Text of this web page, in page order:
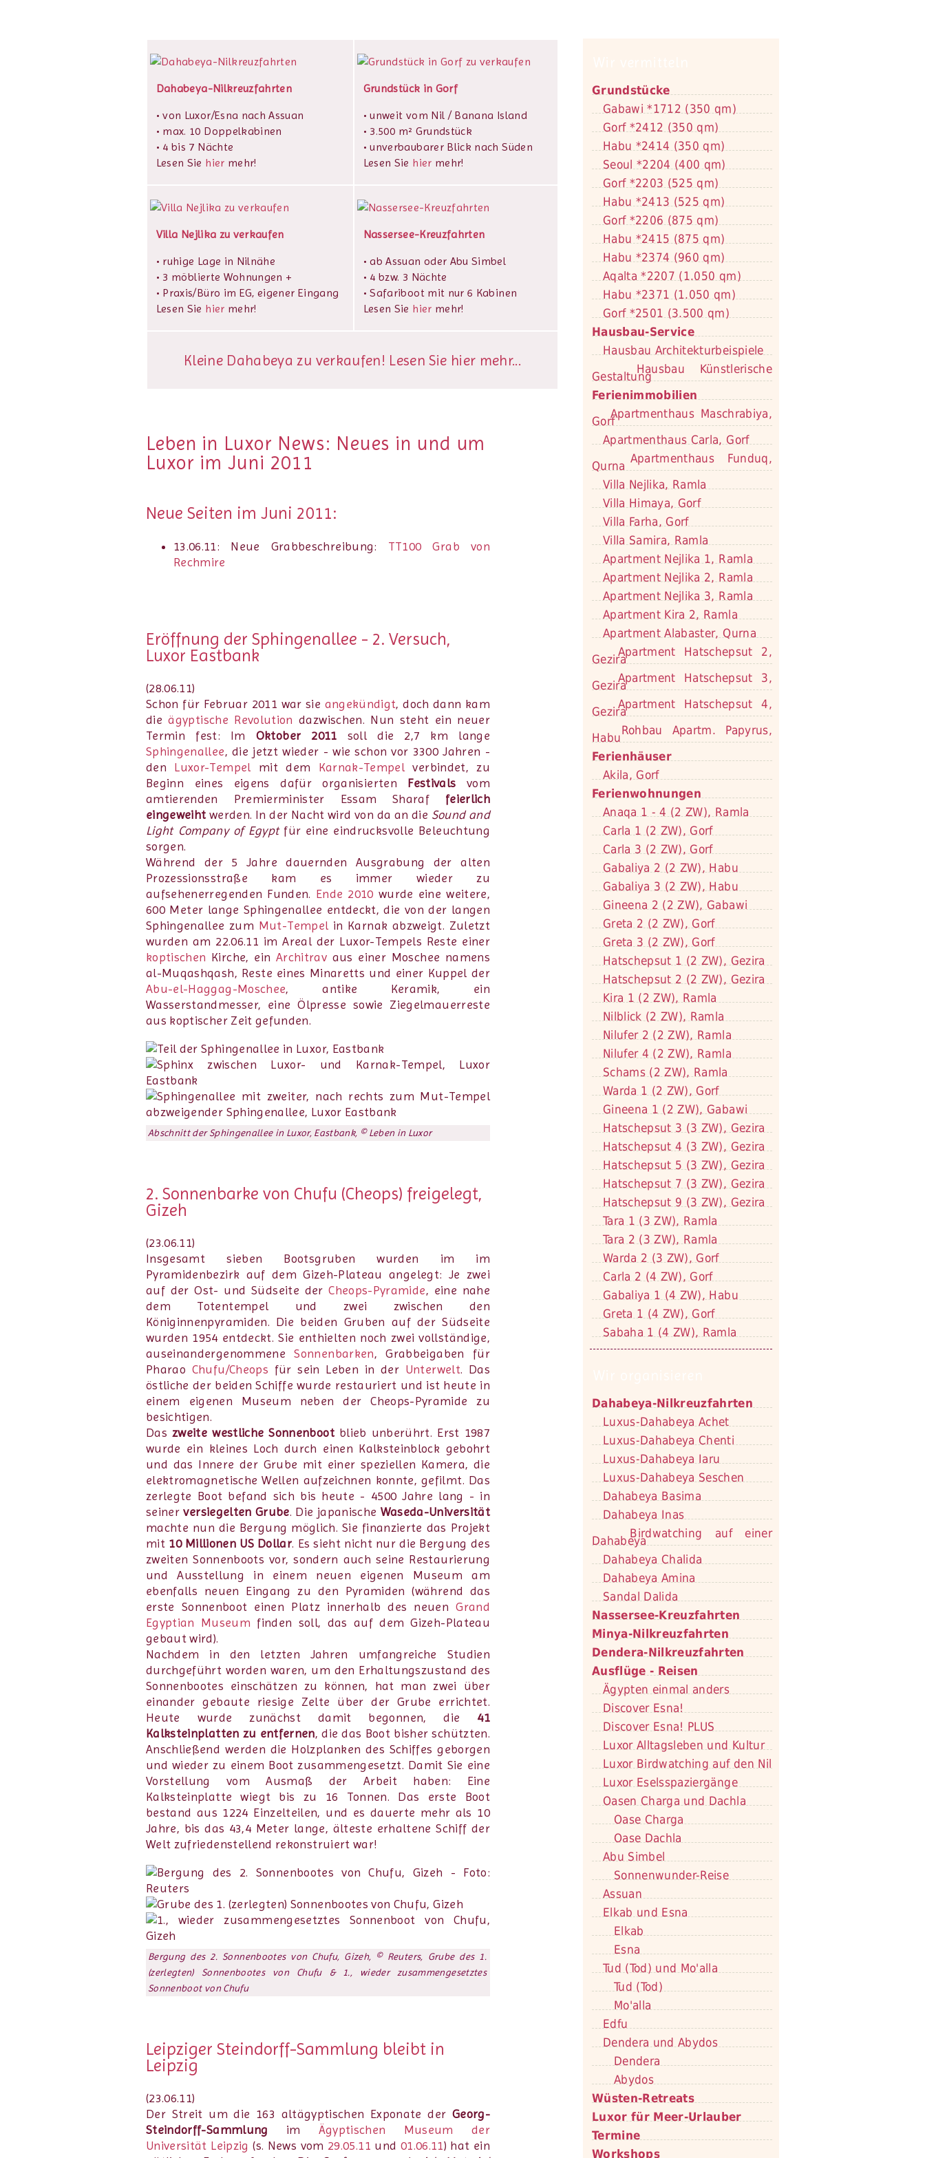
Dahabeya-Nilkreuzfahrten
• von Luxor/Esna nach Assuan
• max. 10 Doppelkabinen
• 4 bis 7 Nächte
Lesen Sie hier mehr!
Grundstück in Gorf
• unweit vom Nil / Banana Island
• 3.500 m² Grundstück
• unverbaubarer Blick nach Süden
Lesen Sie hier mehr!
Villa Nejlika zu verkaufen
• ruhige Lage in Nilnähe
• 3 möblierte Wohnungen +
• Praxis/Büro im EG, eigener Eingang
Lesen Sie hier mehr!
Nassersee-Kreuzfahrten
• ab Assuan oder Abu Simbel
• 4 bzw. 3 Nächte
• Safariboot mit nur 6 Kabinen
Lesen Sie hier mehr!
Kleine Dahabeya zu verkaufen! Lesen Sie hier mehr...
Leben in Luxor News: Neues in und um
Luxor im Juni 2011
Neue Seiten im Juni 2011:
13.06.11: Neue Grabbeschreibung: TT100 Grab von
Rechmire
Eröffnung der Sphingenallee - 2. Versuch,
Luxor Eastbank
(28.06.11)
Schon für Februar 2011 war sie angekündigt, doch dann kam
dieägyptische Revolution dazwischen. Nun steht ein neuer
Termin fest: Im Oktober 2011 soll die 2,7 km lange
Sphingenallee, die jetzt wieder - wie schon vor 3300 Jahren -
den Luxor-Tempelmit dem Karnak-Tempelverbindet, zu
Beginn eines eigens dafür organisierten Festivals vom
amtierenden Premierminister Essam Sharaf feierlich
eingeweihtwerden. In der Nacht wird von da an die Sound and
Light Company of Egyptfür eine eindrucksvolle Beleuchtung
sorgen.
Während der 5 Jahre dauernden Ausgrabung der alten
Prozessionsstraße kam es immer wieder zu
aufsehenerregenden Funden. Ende 2010 wurde eine weitere,
600 Meter lange Sphingenallee entdeckt, die von der langen
Sphingenallee zum Mut-Tempelin Karnak abzweigt. Zuletzt
wurden am 22.06.11 im Areal der Luxor-Tempels Reste einer
koptischen Kirche, ein Architrav aus einer Moschee namens
al-Muqashqash, Reste eines Minaretts und einer Kuppel der
Abu-el-Haggag-Moschee, antike Keramik, ein
Wasserstandmesser, eine Ölpresse sowie Ziegelmauerreste
aus koptischer Zeit gefunden.
Abschnitt der Sphingenallee in Luxor, Eastbank, © Leben in Luxor
2. Sonnenbarke von Chufu (Cheops) freigelegt,
Gizeh
(23.06.11)
Insgesamt sieben Bootsgruben wurden im im
Pyramidenbezirk auf dem Gizeh-Plateau angelegt: Je zwei
auf der Ost- und Südseite derCheops-Pyramide, eine nahe
dem Totentempel und zwei zwischen den
Königinnenpyramiden. Die beiden Gruben auf der Südseite
wurden 1954 entdeckt. Sie enthielten noch zwei vollständige,
auseinandergenommeneSonnenbarken, Grabbeigaben für
Pharao Chufu/Cheops für sein Leben in der Unterwelt. Das
östliche der beiden Schiffe wurde restauriert und ist heute in
einem eigenen Museum neben der Cheops-Pyramide zu
besichtigen.
Daszweite westliche Sonnenbootblieb unberührt. Erst 1987
wurde ein kleines Loch durch einen Kalksteinblock gebohrt
und das Innere der Grube mit einer speziellen Kamera, die
elektromagnetische Wellen aufzeichnen konnte, gefilmt. Das
zerlegte Boot befand sich bis heute - 4500 Jahre lang - in
seinerversiegelten Grube. Die japanische Waseda-Universität
machte nun die Bergung möglich. Sie finanzierte das Projekt
mit 10 Millionen US Dollar. Es sieht nicht nur die Bergung des
zweiten Sonnenboots vor, sondern auch seine Restaurierung
und Ausstellung in einem neuen eigenen Museum am
ebenfalls neuen Eingang zu den Pyramiden (während das
erste Sonnenboot einen Platz innerhalb des neuenGrand
Egyptian Museum finden soll, das auf dem Gizeh-Plateau
gebaut wird).
Nachdem in den letzten Jahren umfangreiche Studien
durchgeführt worden waren, um den Erhaltungszustand des
Sonnenbootes einschätzen zu können, hat man zwei über
einander gebaute riesige Zelte über der Grube errichtet.
Heute wurde zunächst damit begonnen, die 41
Kalksteinplatten zu entfernen, die das Boot bisher schützten.
Anschließend werden die Holzplanken des Schiffes geborgen
und wieder zu einem Boot zusammengesetzt. Damit Sie eine
Vorstellung vom Ausmaß der Arbeit haben: Eine
Kalksteinplatte wiegt bis zu 16 Tonnen. Das erste Boot
bestand aus 1224 Einzelteilen, und es dauerte mehr als 10
Jahre, bis das 43,4 Meter lange, älteste erhaltene Schiff der
Welt zufriedenstellend rekonstruiert war!
Bergung des 2. Sonnenbootes von Chufu, Gizeh, © Reuters, Grube des 1.
(zerlegten) Sonnenbootes von Chufu & 1., wieder zusammengesetztes
Sonnenboot von Chufu
Leipziger Steindorff-Sammlung bleibt in
Leipzig
(23.06.11)
Der Streit um die 163 altägyptischen Exponate der Georg-
Steindorff-Sammlung im Ägyptischen Museum der
Universität Leipzig (s. News vom 29.05.11 und 01.06.11) hat ein
Grundstücke
Gabawi *1712 (350 qm)
Gorf *2412 (350 qm)
Habu *2414 (350 qm)
Seoul *2204 (400 qm)
Gorf *2203 (525 qm)
Habu *2413 (525 qm)
Gorf *2206 (875 qm)
Habu *2415 (875 qm)
Habu *2374 (960 qm)
Aqalta *2207 (1.050 qm)
Habu *2371 (1.050 qm)
Gorf *2501 (3.500 qm)
Hausbau-Service
Hausbau Architekturbeispiele
Hausbau Künstlerische
Gestaltung
Ferienimmobilien
Apartmenthaus Maschrabiya,
Gorf
Apartmenthaus Carla, Gorf
Apartmenthaus Funduq,
Qurna
Villa Nejlika, Ramla
Villa Himaya, Gorf
Villa Farha, Gorf
Villa Samira, Ramla
Apartment Nejlika 1, Ramla
Apartment Nejlika 2, Ramla
Apartment Nejlika 3, Ramla
Apartment Kira 2, Ramla
Apartment Alabaster, Qurna
Apartment Hatschepsut 2,
Gezira
Apartment Hatschepsut 3,
Gezira
Apartment Hatschepsut 4,
Gezira
Rohbau Apartm. Papyrus,
Habu
Ferienhäuser
Akila, Gorf
Ferienwohnungen
Anaqa 1 - 4 (2 ZW), Ramla
Carla 1 (2 ZW), Gorf
Carla 3 (2 ZW), Gorf
Gabaliya 2 (2 ZW), Habu
Gabaliya 3 (2 ZW), Habu
Gineena 2 (2 ZW), Gabawi
Greta 2 (2 ZW), Gorf
Greta 3 (2 ZW), Gorf
Hatschepsut 1 (2 ZW), Gezira
Hatschepsut 2 (2 ZW), Gezira
Kira 1 (2 ZW), Ramla
Nilblick (2 ZW), Ramla
Nilufer 2 (2 ZW), Ramla
Nilufer 4 (2 ZW), Ramla
Schams (2 ZW), Ramla
Warda 1 (2 ZW), Gorf
Gineena 1 (2 ZW), Gabawi
Hatschepsut 3 (3 ZW), Gezira
Hatschepsut 4 (3 ZW), Gezira
Hatschepsut 5 (3 ZW), Gezira
Hatschepsut 7 (3 ZW), Gezira
Hatschepsut 9 (3 ZW), Gezira
Tara 1 (3 ZW), Ramla
Tara 2 (3 ZW), Ramla
Warda 2 (3 ZW), Gorf
Carla 2 (4 ZW), Gorf
Gabaliya 1 (4 ZW), Habu
Greta 1 (4 ZW), Gorf
Sabaha 1 (4 ZW), Ramla
Dahabeya-Nilkreuzfahrten
Luxus-Dahabeya Achet
Luxus-Dahabeya Chenti
Luxus-Dahabeya Iaru
Luxus-Dahabeya Seschen
Dahabeya Basima
Dahabeya Inas
Birdwatching auf einer
Dahabeya
Dahabeya Chalida
Dahabeya Amina
Sandal Dalida
Nassersee-Kreuzfahrten
Minya-Nilkreuzfahrten
Dendera-Nilkreuzfahrten
Ausflüge - Reisen
Ägypten einmal anders
Discover Esna!
Discover Esna! PLUS
Luxor Alltagsleben und Kultur
Luxor Birdwatching auf den Nil
Luxor Eselsspaziergänge
Oasen Charga und Dachla
Oase Charga
Oase Dachla
Abu Simbel
Sonnenwunder-Reise
Assuan
Elkab und Esna
Elkab
Esna
Tud (Tod) und Mo'alla
Tud (Tod)
Mo'alla
Edfu
Dendera und Abydos
Dendera
Abydos
Wüsten-Retreats
Luxor für Meer-Urlauber
Termine
Workshops